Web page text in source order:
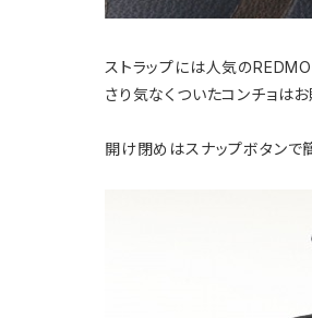
ストラップには人気の
さり気なくついたコンチョは
開け閉めはスナップボタンで